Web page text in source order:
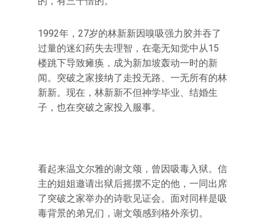
1992年，27岁的林新新因嗅吸强力胶并吞了
过量的迷幻药失去理智，在毫无知觉中从15
楼跳下导致瘫痪，成为新加坡轰动一时的新
闻。突破之家接纳了走投无路、一无所有的林
新新。现在，林新新不但神学毕业、结婚生
子，也在突破之家投入服事。
看起来温文尔雅的谢文颂，曾因吸毒入狱。信
主的姐姐邀请出狱后摇摆不定的他，一同出席
了突破之家举办的诗歌见证会。面对同样是吸
毒背景的弟兄们，谢文颂感到格外亲切。